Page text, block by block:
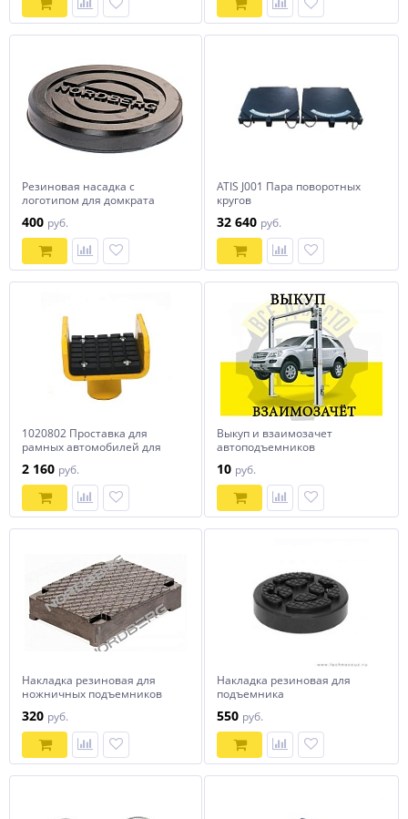
Резиновая насадка с
логотипом для домкрата
N32033, N32035, N32038
400 руб.
ATIS J001 Пара поворотных
кругов
32 640 руб.
1020802 Проставка для
рамных автомобилей для
1020802
2 160 руб.
Выкуп и взаимозачет
автоподъемников
10 руб.
Накладка резиновая для
ножничных подъемников
320 руб.
Накладка резиновая для
подъемника
550 руб.